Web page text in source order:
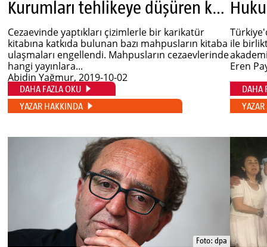
Kurumları tehlikeye düşüren karikatürler
Cezaevinde yaptıkları çizimlerle bir karikatür
kitabına katkıda bulunan bazı mahpusların kitaba
ulaşmaları engellendi. Mahpusların cezaevlerinde
hangi yayınlara...
Abidin Yağmur, 2019-10-02
DAHA FAZLA OKU
YAZAR HAKKINDA
ile
Eren
DAHA
Foto: dpa